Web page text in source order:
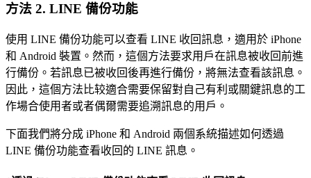
方法 2. LINE 備份功能
使用 LINE 備份功能可以查看 LINE 收回訊息，適用於 iPhone
和 Android 裝置。然而，這個方法要求用戶在訊息被收回前進
行備份。若訊息已被收回後再進行備份，將無法查看該訊息。
因此，這個方法比较適合需要保留對自己有利或關鍵訊息的工
作場合使用者或者偶爾需要追溯訊息的用戶。
下面我們將分成 iPhone 和 Android 兩個系統描述如何透過
LINE 備份功能查看收回的 LINE 訊息。